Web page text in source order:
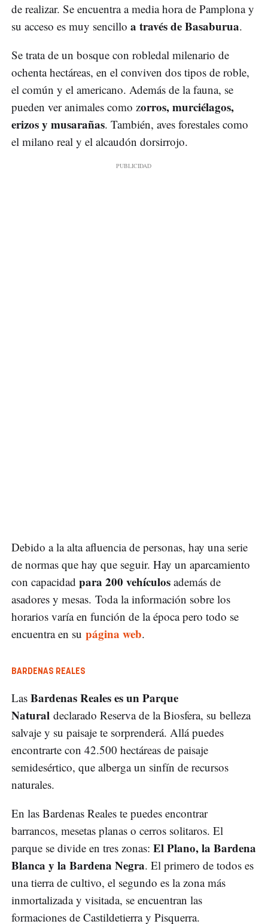
de realizar. Se encuentra a media hora de Pamplona y
su acceso es muy sencillo a través de Basaburua.
Se trata de un bosque con robledal milenario de
ochenta hectáreas, en el conviven dos tipos de roble,
el común y el americano. Además de la fauna, se
pueden ver animales como zorros, murciélagos,
erizos y musarañas. También, aves forestales como
el milano real y el alcaudón dorsirrojo.
Debido a la alta afluencia de personas, hay una serie
de normas que hay que seguir. Hay un aparcamiento
con capacidad para 200 vehículos además de
asadores y mesas. Toda la información sobre los
horarios varía en función de la época pero todo se
encuentra en su página web.
BARDENAS REALES
Las Bardenas Reales es un Parque
Natural declarado Reserva de la Biosfera, su belleza
salvaje y su paisaje te sorprenderá. Allá puedes
encontrarte con 42.500 hectáreas de paisaje
semidesértico, que alberga un sinfín de recursos
naturales.
En las Bardenas Reales te puedes encontrar
barrancos, mesetas planas o cerros solitaros. El
parque se divide en tres zonas: El Plano, la Bardena
Blanca y la Bardena Negra. El primero de todos es
una tierra de cultivo, el segundo es la zona más
inmortalizada y visitada, se encuentran las
formaciones de Castildetierra y Pisquerra.